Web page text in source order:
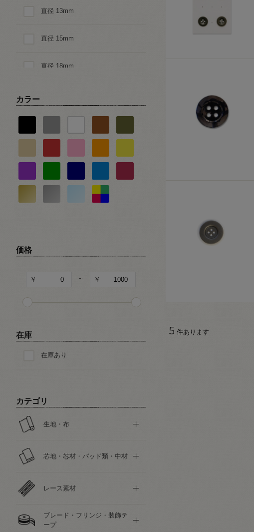
直径 13mm
直径 15mm
直径 18mm
直径 35mm
カラー
価格
~
在庫
在庫あり
カテゴリ
生地・布
芯地・芯材・パッド類・中材
レース素材
ブレード・フリンジ・装飾テ
ープ
5 件あります